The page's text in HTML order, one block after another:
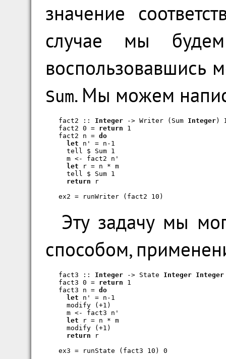
значение
случае мы будем
воспользовавшись
Sum. Мы можем
fact2 :: Integer -> Writer (Sum Integer)
fact2 0 = return 1
fact2 n = do
let n' = n-1
  tell $ Sum 1
  m <- fact2 n'
let r = n * m
  tell $ Sum 1
return r
ex2 = runWriter (fact2 10)
Эту задачу мы
способом,
fact3 :: Integer -> State Integer Integer
fact3 0 = return 1
fact3 n = do
let n' = n-1
  modify (+1)
  m <- fact3 n'
let r = n * m
  modify (+1)
return r
ex3 = runState (fact3 10) 0